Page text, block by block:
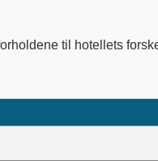
til hotellets